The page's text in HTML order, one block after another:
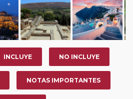
INCLUYE NO INCLUYE
NOTAS IMPORTANTES